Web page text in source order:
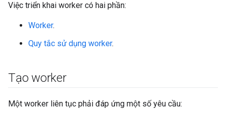
Việc triển khai worker có hai phần:
Worker.
Quy tắc sử dụng worker.
Tạo worker
Một worker liên tục phải đáp ứng một số yêu cầu: